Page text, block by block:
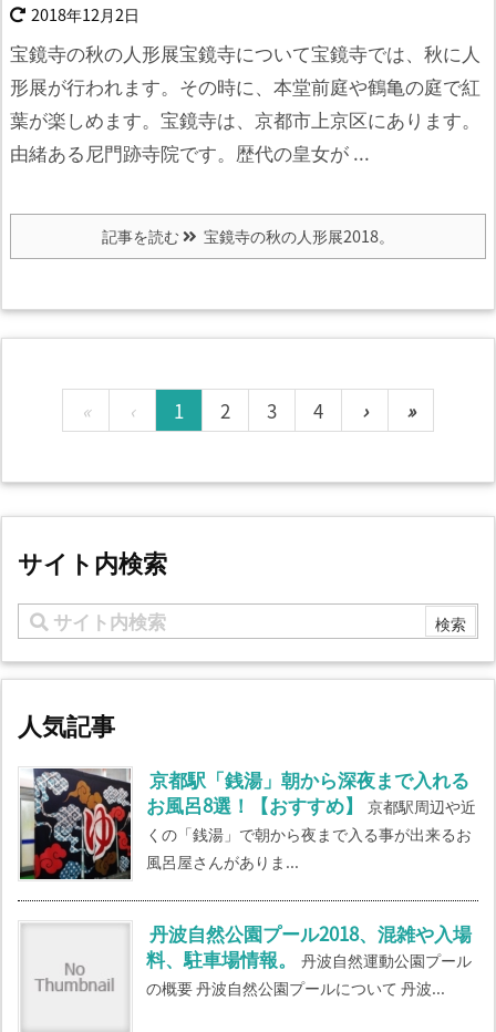
2018年12月2日
宝鏡寺の秋の人形展宝鏡寺について宝鏡寺では、秋に人
形展が行われます。 その時に、本堂前庭や鶴亀の庭で紅
葉が楽しめます。 宝鏡寺は、京都市上京区にあります。
由緒ある尼門跡寺院です。 歴代の皇女が ...
記事を読む 宝鏡寺の秋の人形展2018。
« ‹ 1 2 3 4 › »
サイト内検索
人気記事
京都駅「銭湯」朝から深夜まで入れる
お風呂8選！【おすすめ】
京都駅周辺や近
くの「銭湯」で朝から夜まで入る事が出来るお
風呂屋さんがありま...
丹波自然公園プール2018、混雑や入場
料、駐車場情報。
丹波自然運動公園プール
の概要 丹波自然公園プールについて 丹波...